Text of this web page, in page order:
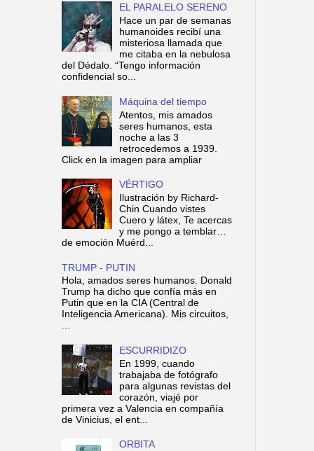
EL PARALELO SERENO
Hace un par de semanas
humanoides recibí una
misteriosa llamada que
me citaba en la nebulosa
del Dédalo. “Tengo información
confidencial so...
Máquina del tiempo
Atentos, mis amados
seres humanos, esta
noche a las 3
retrocedemos a 1939.
Click en la imagen para ampliar
VÉRTIGO
Ilustración by Richard-
Chin Cuando vistes
Cuero y látex, Te acercas
y me pongo a temblar…
de emoción Muérd...
TRUMP - PUTIN
Hola, amados seres humanos. Donald
Trump ha dicho que confía más en
Putin que en la CIA (Central de
Inteligencia Americana). Mis circuitos,
...
ESCURRIDIZO
En 1999, cuando
trabajaba de fotógrafo
para algunas revistas del
corazón, viajé por
primera vez a Valencia en compañía
de Vinicius, el ent...
ORBITA